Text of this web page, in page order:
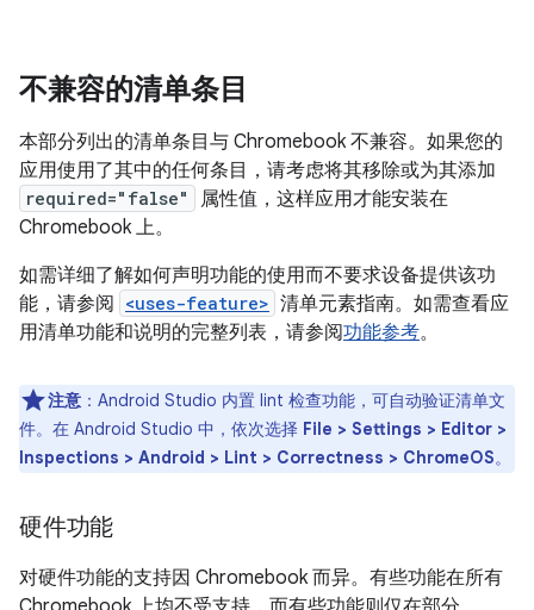
不兼容的清单条目
本部分列出的清单条目与 Chromebook 不兼容。如果您的
应用使用了其中的任何条目，请考虑将其移除或为其添加
required="false"
属性值，这样应用才能安装在
Chromebook 上。
如需详细了解如何声明功能的使用而不要求设备提供该功
能，请参阅
<uses-feature> 清单元素指南。如需查看应
用清单功能和说明的完整列表，请参阅功能参考。
注意 ：Android Studio 内置 lint 检查功能，可自动验证清单文
件。在 Android Studio 中，依次选择 File > Settings > Editor >
Inspections > Android > Lint > Correctness > ChromeOS。
硬件功能
对硬件功能的支持因 Chromebook 而异。有些功能在所有